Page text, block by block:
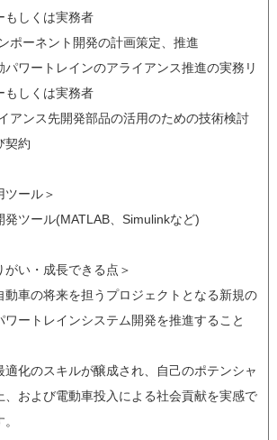
もしくは実務者
ポーネント開発の計画策定、推進
パワートレインのアライアンス推進の実務リ
もしくは実務者
アンス先開発部品の活用のための技術検討
契約
ツール＞
発ツール(MATLAB、Simulinkなど)
がい・成長できる点＞
動車の将来を担うプロジェクトとなる新規の
ワートレインシステム開発を推進すること
適化のスキルが醸成され、自己のポテンシャ
、および電動車投入による社会貢献を実感で